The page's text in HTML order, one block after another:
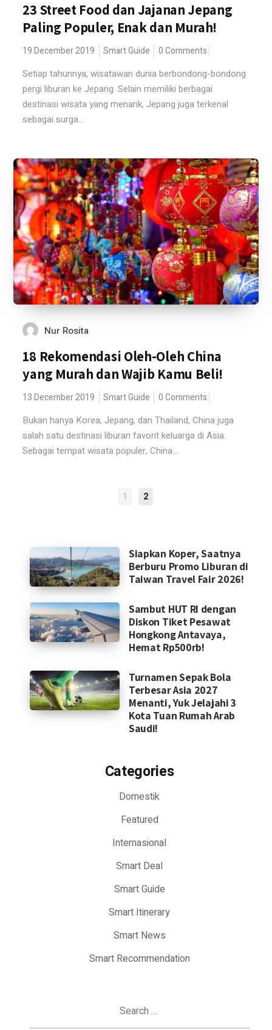
23 Street Food dan Jajanan Jepang
Paling Populer, Enak dan Murah!
19 December 2019 Smart Guide 0 Comments
Setiap tahunnya, wisatawan dunia berbondong-bondong
pergi liburan ke Jepang. Selain memiliki berbagai
destinasi wisata yang menarik, Jepang juga terkenal
sebagai surga...
Nur Rosita
18 Rekomendasi Oleh-Oleh China
yang Murah dan Wajib Kamu Beli!
13 December 2019 Smart Guide 0 Comments
Bukan hanya Korea, Jepang, dan Thailand, China juga
salah satu destinasi liburan favorit keluarga di Asia.
Sebagai tempat wisata populer, China...
1 2
Siapkan Koper, Saatnya
Berburu Promo Liburan di
Taiwan Travel Fair 2026!
Sambut HUT RI dengan
Diskon Tiket Pesawat
Hongkong Antavaya,
Hemat Rp500rb!
Turnamen Sepak Bola
Terbesar Asia 2027
Menanti, Yuk Jelajahi 3
Kota Tuan Rumah Arab
Saudi!
Categories
Domestik
Featured
Internasional
Smart Deal
Smart Guide
Smart Itinerary
Smart News
Smart Recommendation